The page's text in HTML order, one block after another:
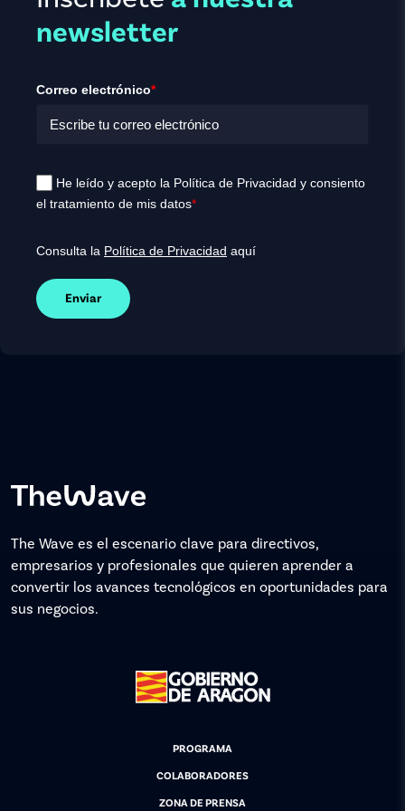
newsletter
Correo electrónico*
He leído y acepto la Política de Privacidad y consiento
el tratamiento de mis datos*
Consulta la Política de Privacidad aquí
Enviar
The Wave es el escenario clave para directivos,
empresarios y profesionales que quieren aprender a
convertir los avances tecnológicos en oportunidades para
sus negocios.
PROGRAMA
COLABORADORES
ZONA DE PRENSA